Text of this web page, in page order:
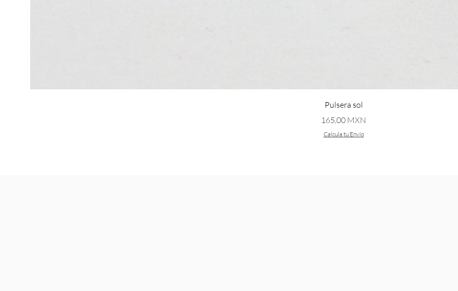
Vista rápida
Pulsera sol
Precio
165,00 MXN
Calcula tu Envío